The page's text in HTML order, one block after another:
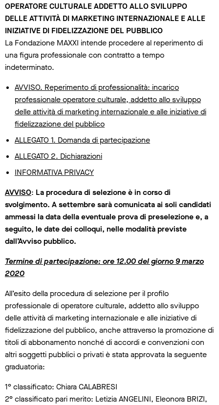
OPERATORE CULTURALE ADDETTO ALLO SVILUPPO
DELLEATTIVITÀ DI MARKETING INTERNAZIONALE E ALLE
INIZIATIVE DI FIDELIZZAZIONE DEL PUBBLICO
La Fondazione MAXXI intende procedere al reperimento di
una figura professionale con contratto a tempo
indeterminato.
AVVISO. Reperimento di professionalità: incarico
professionale operatore culturale, addetto allo sviluppo
delle attività di marketing internazionale e alle iniziative di
fidelizzazione del pubblico
ALLEGATO 1. Domanda di partecipazione
ALLEGATO 2. Dichiarazioni
INFORMATIVA PRIVACY
AVVISO: La procedura di selezione è in corso di
svolgimento. A settembre sarà comunicata ai soli candidati
ammessi la data della eventuale prova di preselezione e, a
seguito, le date dei colloqui, nelle modalità previste
dall’Avviso pubblico.
Termine di partecipazione: ore 12.00 del giorno 9 marzo
2020
All’esito della procedura di selezione per il profilo
professionale di operatore culturale, addetto allo sviluppo
delle attività di marketing internazionale e alle iniziative di
fidelizzazione del pubblico, anche attraverso la promozione di
titoli di abbonamento nonché di accordi e convenzioni con
altri soggetti pubblici o privati è stata approvata la seguente
graduatoria:
1° classificato: Chiara CALABRESI
2° classificato pari merito: Letizia ANGELINI, Eleonora BRIZI,